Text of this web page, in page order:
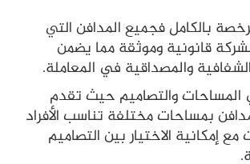
بالكامل فجميع المدافن التي
قانونية وموثقة مما يضمن
والمصداقية في المعاملة.
المساحات والتصاميم حيث تقدم
بمساحات مختلفة تناسب الأفراد
مع إمكانية الاختيار بين التصاميم